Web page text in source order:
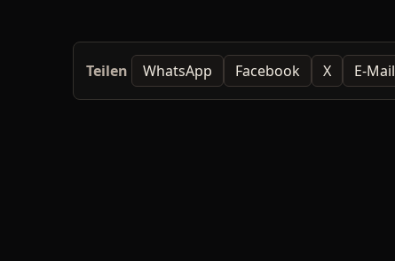
Teilen WhatsApp Facebook X E-Mail